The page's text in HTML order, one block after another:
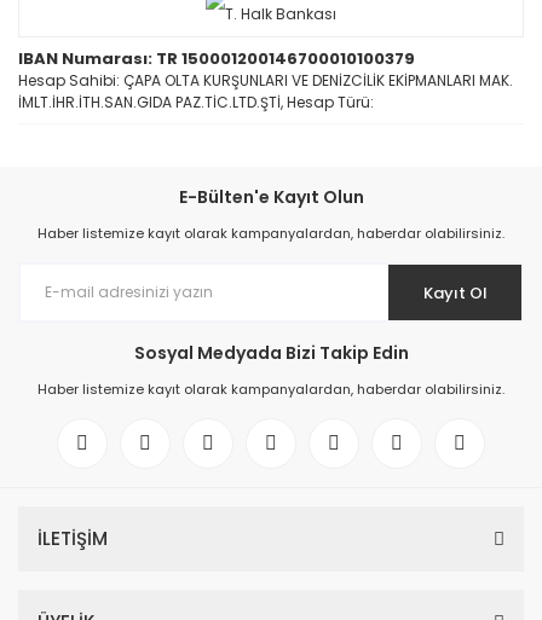
IBAN Numarası: TR 150001200146700010100379
Hesap Sahibi: ÇAPA OLTA KURŞUNLARI VE DENİZCİLİK EKİPMANLARI MAK.
İMLT.İHR.İTH.SAN.GIDA PAZ.TİC.LTD.ŞTİ, Hesap Türü:
E-Bülten'e Kayıt Olun
Haber listemize kayıt olarak kampanyalardan, haberdar olabilirsiniz.
Kayıt Ol
Sosyal Medyada Bizi Takip Edin
Haber listemize kayıt olarak kampanyalardan, haberdar olabilirsiniz.
İLETİŞİM